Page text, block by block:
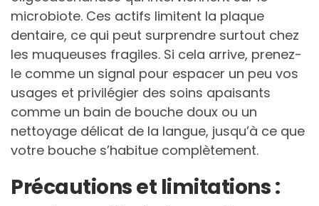
microbiote. Ces actifs limitent la plaque
dentaire, ce qui peut surprendre surtout chez
les muqueuses fragiles. Si cela arrive, prenez-
le comme un signal pour espacer un peu vos
usages et privilégier des soins apaisants
comme un bain de bouche doux ou un
nettoyage délicat de la langue, jusqu’à ce que
votre bouche s’habitue complètement.
Précautions et limitations :